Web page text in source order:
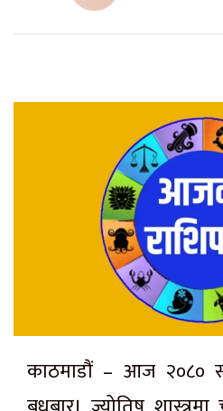
काठमाडौं – आज २०८०